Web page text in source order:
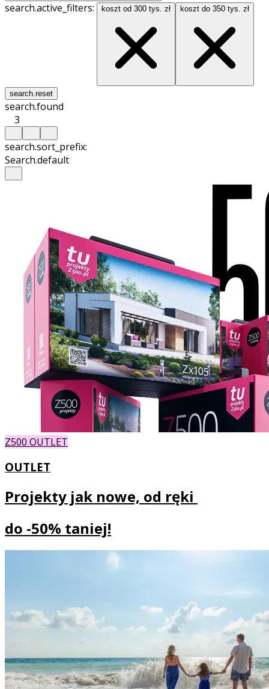
search.active_filters: koszt od 300 tys. zł koszt do 350 tys. zł
search.reset
search.found
3
search.sort_prefix:
Search.default
Z500 OUTLET
OUTLET
Projekty jak nowe, od ręki
do -50% taniej!